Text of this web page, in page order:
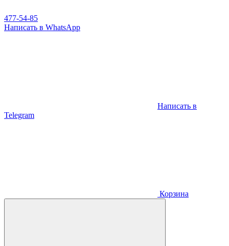
477-54-85
Написать в WhatsApp
Написать в
Telegram
Корзина